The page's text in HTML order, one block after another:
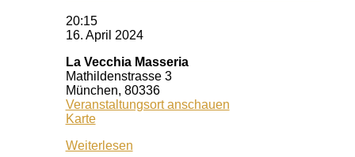
20:15
16. April 2024
La Vecchia Masseria
Mathildenstrasse 3
München, 80336
Veranstaltungsort anschauen
KarteLa
Masseria
Weiterlesen